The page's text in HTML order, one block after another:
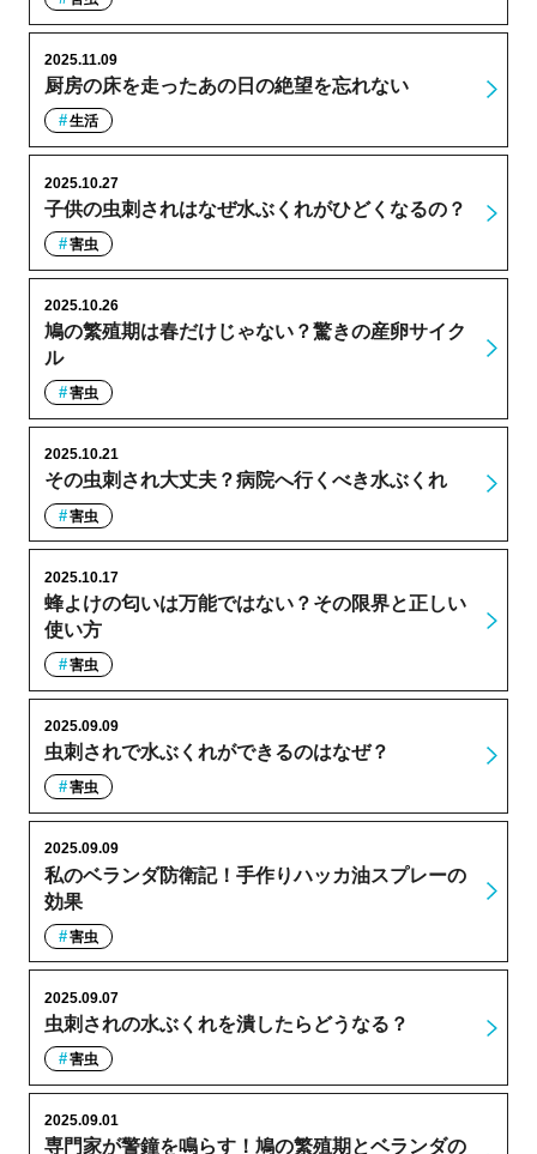
厨房の床を走ったあの日の絶望を忘れない
2025.11.09
生活
子供の虫刺されはなぜ水ぶくれがひどくなるの？
2025.10.27
害虫
鳩の繁殖期は春だけじゃない？驚きの産卵サイク
ル
2025.10.26
害虫
その虫刺され大丈夫？病院へ行くべき水ぶくれ
2025.10.21
害虫
蜂よけの匂いは万能ではない？その限界と正しい
使い方
2025.10.17
害虫
虫刺されで水ぶくれができるのはなぜ？
2025.09.09
害虫
私のベランダ防衛記！手作りハッカ油スプレーの
効果
2025.09.09
害虫
虫刺されの水ぶくれを潰したらどうなる？
2025.09.07
害虫
専門家が警鐘を鳴らす！鳩の繁殖期とベランダの
2025.09.01